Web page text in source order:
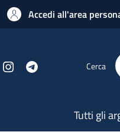
Accedi all'area
Cerca
Tutti gli